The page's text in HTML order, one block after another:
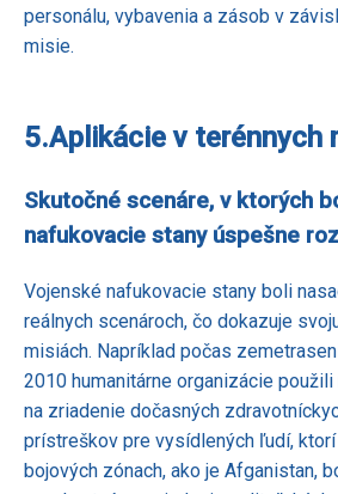
personálu, vybavenia a zásob v
misie.
5.Aplikácie v terénnych
Skutočné scenáre, v ktorých
nafukovacie stany úspešne
Vojenské nafukovacie stany boli
reálnych scenároch, čo dokazuje
misiách. Napríklad počas
2010 humanitárne organizácie
na zriadenie dočasných
prístreškov pre vysídlených ľudí,
bojových zónach, ako je Afganistan,